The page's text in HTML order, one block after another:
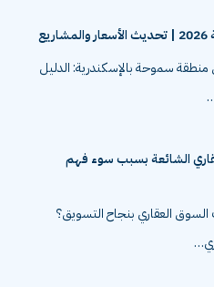
منطقة سموحة بالإسكندرية: الدليل
الشائعة بسبب سوء فهم
العقاري بنجاح التسويق؟